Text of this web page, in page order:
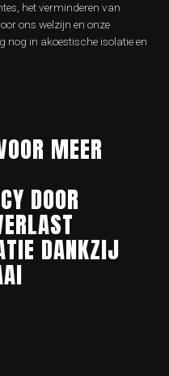
het verminderen van
ons welzijn en onze
nog in akoestische isolatie en
MEER
DOOR
DANKZIJ